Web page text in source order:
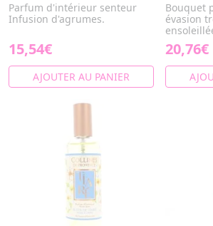
Parfum d'intérieur senteur
Infusion d'agrumes.
15,54€
AJOUTER AU PANIER
Bouquet
évasion
20,76€